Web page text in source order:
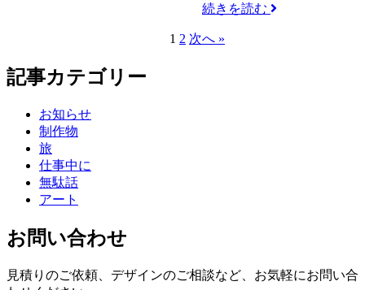
続きを読む
1 2 次へ »
記事カテゴリー
お知らせ
制作物
旅
仕事中に
無駄話
アート
お問い合わせ
見積りのご依頼、デザインのご相談など、お気軽にお問い合